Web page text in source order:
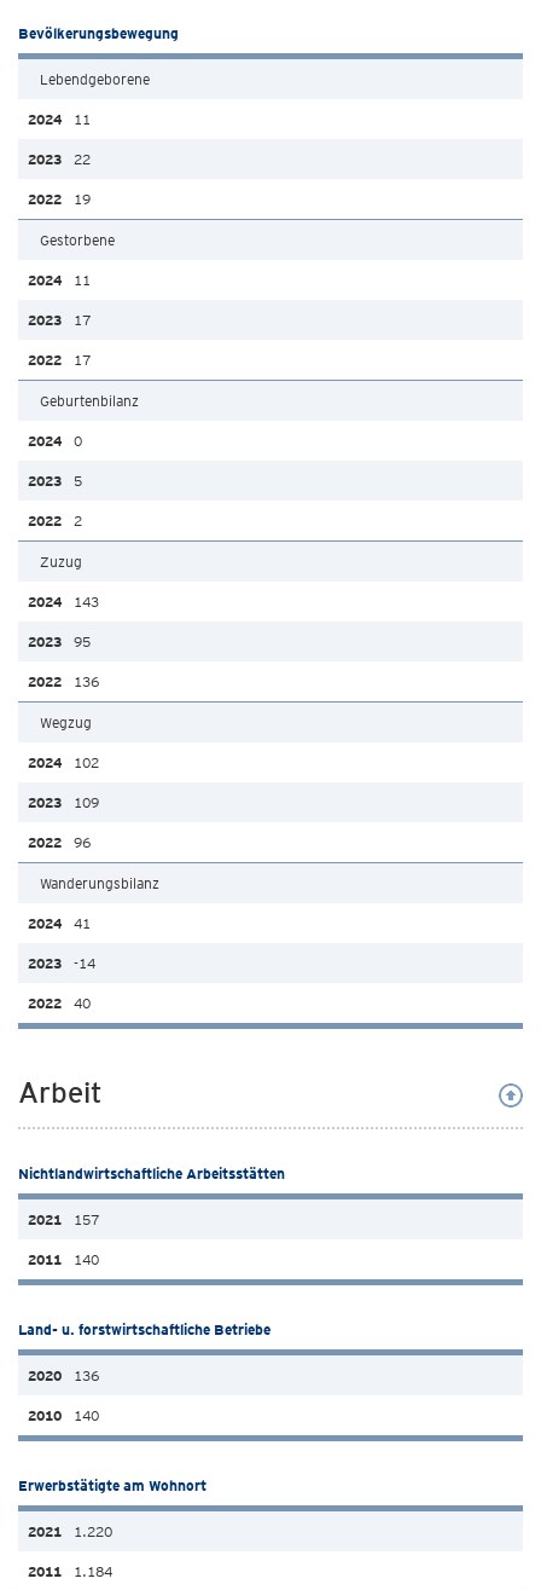
Bevölkerungsbewegung
Lebendgeborene
11
22
19
Gestorbene
11
17
17
Geburtenbilanz
0
5
2
Zuzug
143
95
136
Wegzug
102
109
96
Wanderungsbilanz
41
-14
40
Arbeit
Nichtlandwirtschaftliche Arbeitsstätten
157
140
Land- u. forstwirtschaftliche Betriebe
136
140
Erwerbstätigte am Wohnort
1.220
1.184